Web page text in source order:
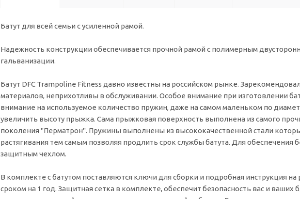
Батут для всей семьи с усиленной рамой.
Надежность конструкции обеспечивается прочной рамой с полимерным
гальванизации.
Батут DFC Trampoline Fitness давно известны на российском рынке.
материалов, неприхотливы в обслуживании. Особое внимание при изготовлении
внимание на используемое количество пружин, даже на самом маленьком по
увеличить высоту прыжка. Сама прыжковая поверхность выполнена из самого
поколения "Перматрон". Пружины выполнены из высококачественной стали
растягивания тем самым позволяя продлить срок службы батута. Для обеспечения
защитным чехлом.
В комплекте с батутом поставляются ключи для сборки и подробная инструкция на
сроком на 1 год. Защитная сетка в комплекте, обеспечит безопасность вас и ваших